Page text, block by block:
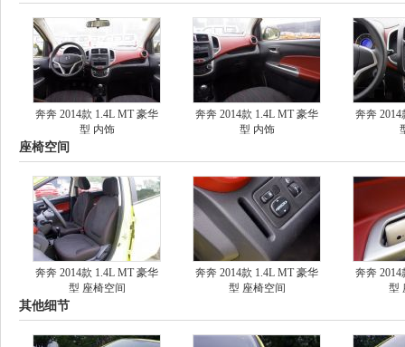
奔奔 2014款 1.4L MT 豪华
型 内饰
奔奔 2014款 1.4L MT 豪华
型 内饰
奔奔
座椅空间
奔奔 2014款 1.4L MT 豪华
型 座椅空间
奔奔 2014款 1.4L MT 豪华
型 座椅空间
奔奔
型
其他细节